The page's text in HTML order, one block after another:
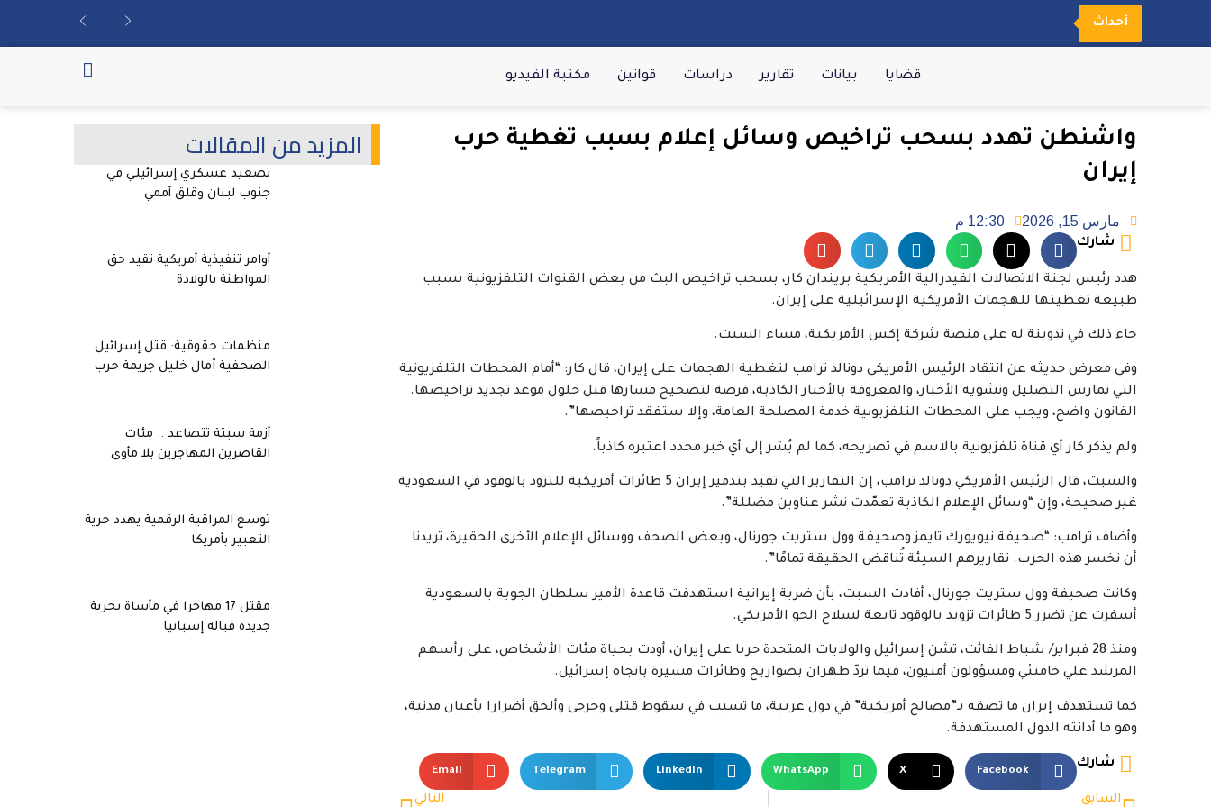
أحداث
قضايا بيانات تقارير دراسات قوانين مكتبة الفيديو
واشنطن تهدد بسحب تراخيص وسائل إعلام بسبب تغطية حرب
إيران
مارس 15, 2026 12:30 م
شارك
هدد رئيس لجنة الاتصالات الفيدرالية الأمريكية بريندان كار، بسحب تراخيص البث من بعض القنوات التلفزيونية بسبب
طبيعة تغطيتها للهجمات الأمريكية الإسرائيلية على إيران.
جاء ذلك في تدوينة له على منصة شركة إكس الأمريكية، مساء السبت.
وفي معرض حديثه عن انتقاد الرئيس الأمريكي دونالد ترامب لتغطية الهجمات على إيران، قال كار: “أمام المحطات التلفزيونية
التي تمارس التضليل وتشويه الأخبار، والمعروفة بالأخبار الكاذبة، فرصة لتصحيح مسارها قبل حلول موعد تجديد تراخيصها.
القانون واضح، ويجب على المحطات التلفزيونية خدمة المصلحة العامة، وإلا ستفقد تراخيصها”.
ولم يذكر كار أي قناة تلفزيونية بالاسم في تصريحه، كما لم يُشر إلى أي خبر محدد اعتبره كاذباً.
والسبت، قال الرئيس الأمريكي دونالد ترامب، إن التقارير التي تفيد بتدمير إيران 5 طائرات أمريكية للتزود بالوقود في السعودية
غير صحيحة، وإن “وسائل الإعلام الكاذبة تعمّدت نشر عناوين مضللة”.
وأضاف ترامب: “صحيفة نيويورك تايمز وصحيفة وول ستريت جورنال، وبعض الصحف ووسائل الإعلام الأخرى الحقيرة، تريدنا
أن نخسر هذه الحرب. تقاريرهم السيئة تُناقض الحقيقة تمامًا”.
وكانت صحيفة وول ستريت جورنال، أفادت السبت، بأن ضربة إيرانية استهدفت قاعدة الأمير سلطان الجوية بالسعودية
أسفرت عن تضرر 5 طائرات تزويد بالوقود تابعة لسلاح الجو الأمريكي.
ومنذ 28 فبراير/ شباط الفائت، تشن إسرائيل والولايات المتحدة حربا على إيران، أودت بحياة مئات الأشخاص، على رأسهم
المرشد علي خامنئي ومسؤولون أمنيون، فيما تردّ طهران بصواريخ وطائرات مسيرة باتجاه إسرائيل.
كما تستهدف إيران ما تصفه بـ”مصالح أمريكية” في دول عربية، ما تسبب في سقوط قتلى وجرحى وألحق أضرارا بأعيان مدنية،
وهو ما أدانته الدول المستهدفة.
شارك
Facebook
X
WhatsApp
LinkedIn
Telegram
Email
السابق التالي
المزيد من المقالات
تصعيد عسكري إسرائيلي في
جنوب لبنان وقلق أممي
أوامر تنفيذية أمريكية تقيد حق
المواطنة بالولادة
منظمات حقوقية: قتل إسرائيل
الصحفية آمال خليل جريمة حرب
أزمة سبتة تتصاعد .. مئات
القاصرين المهاجرين بلا مأوى
توسع المراقبة الرقمية يهدد حرية
التعبير بأمريكا
مقتل 17 مهاجرا في مأساة بحرية
جديدة قبالة إسبانيا